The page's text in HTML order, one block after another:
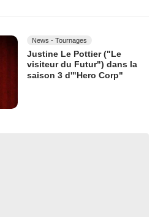
News - Tournages
Justine Le Pottier ("Le
visiteur du Futur") dans la
saison 3 d'"Hero Corp"